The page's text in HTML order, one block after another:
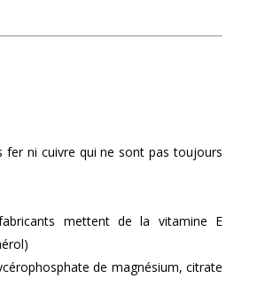
fer ni cuivre qui ne sont pas toujours
mettent de la vitamine E
de magnésium, citrate